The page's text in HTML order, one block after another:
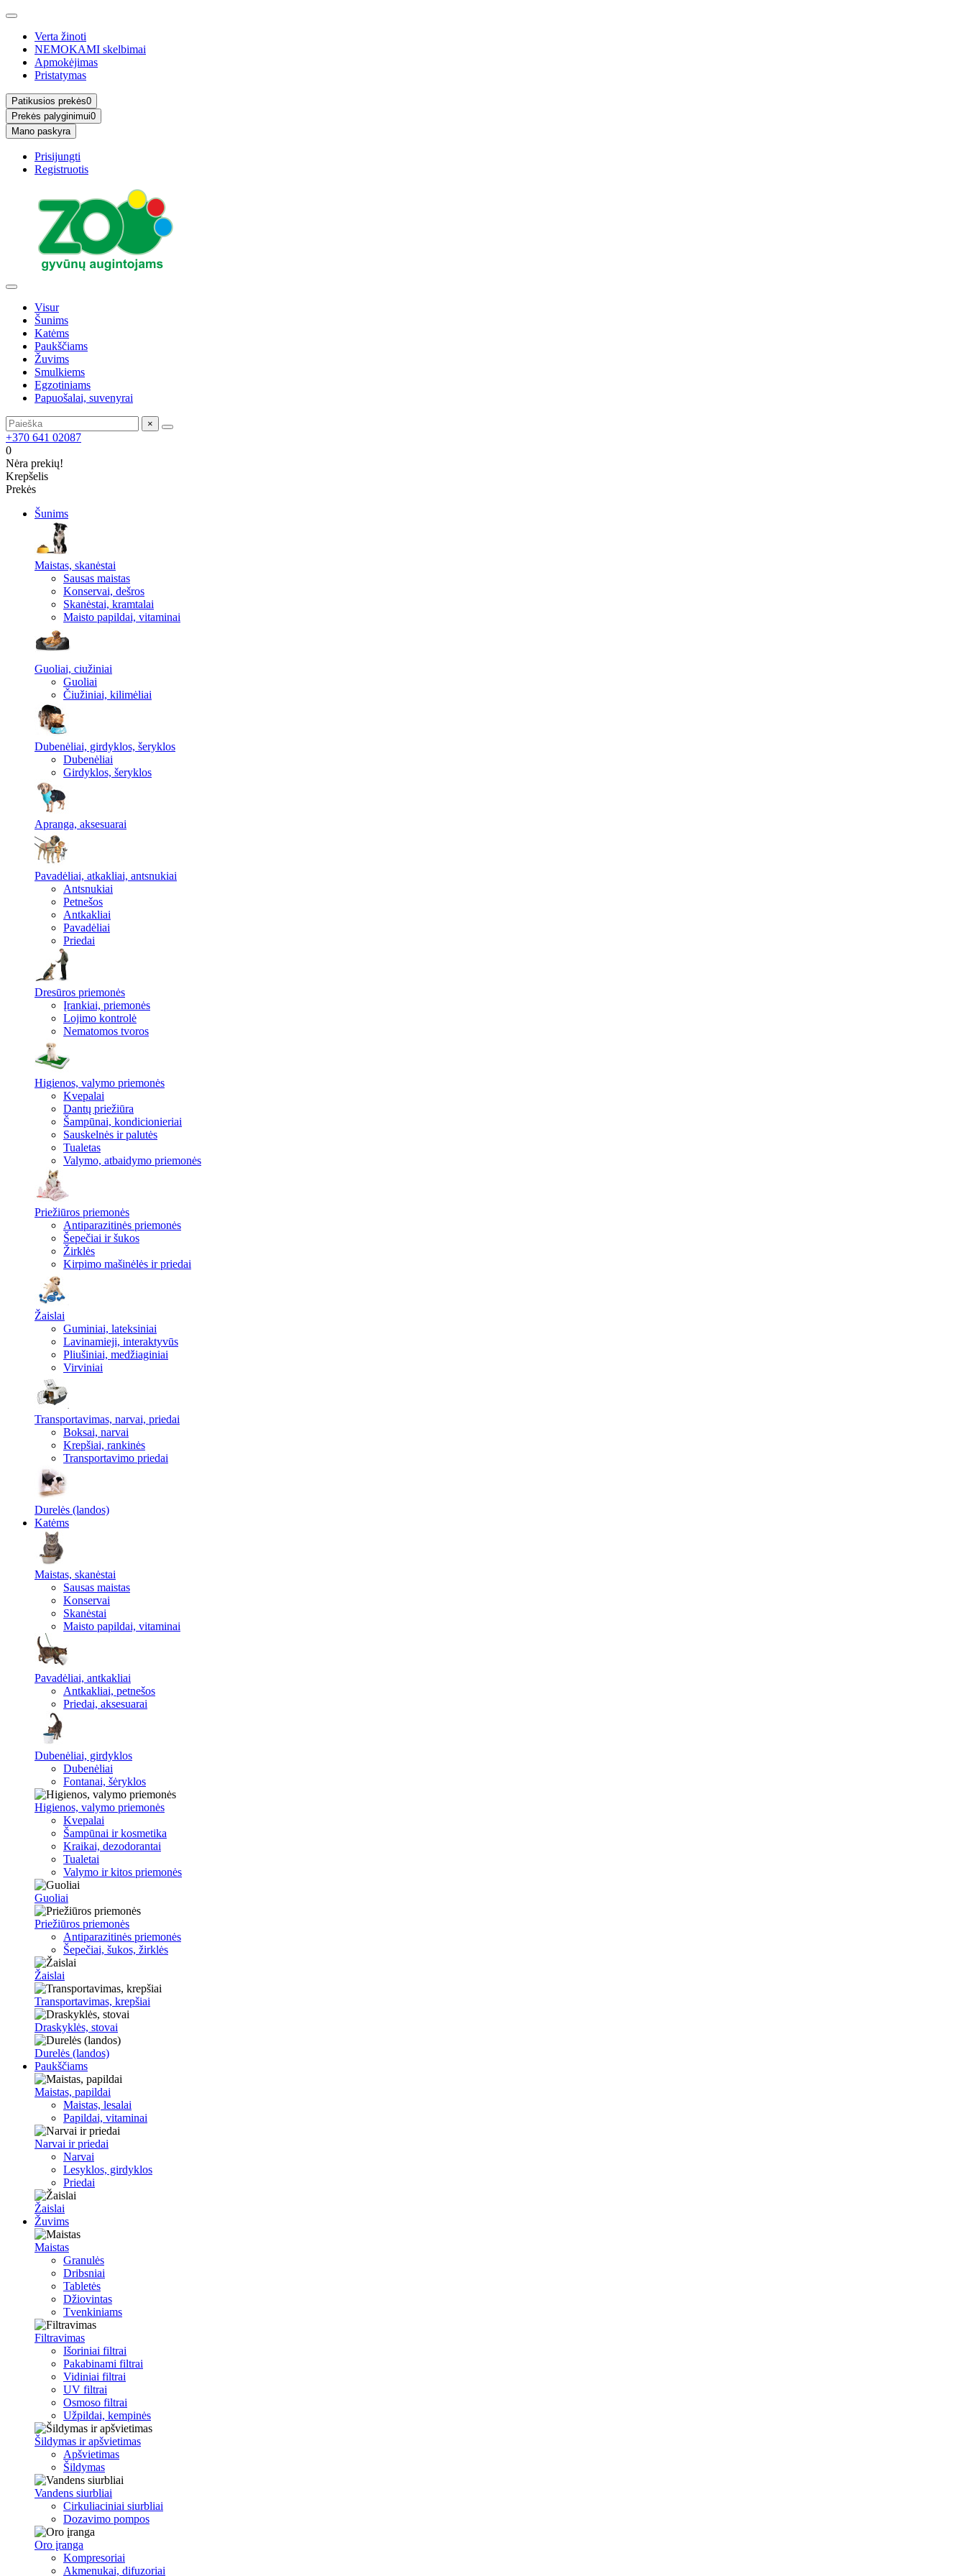
Verta žinoti
NEMOKAMI skelbimai
Apmokėjimas
Pristatymas
Patikusios prekės0
Prekės palyginimui0
Mano paskyra
Prisijungti
Registruotis
Visur
Šunims
Katėms
Paukščiams
Žuvims
Smulkiems
Egzotiniams
Papuošalai, suvenyrai
×
+370 641 02087
0
Nėra prekių!
Krepšelis
Prekės
Šunims
Maistas, skanėstai
Sausas maistas
Konservai, dešros
Skanėstai, kramtalai
Maisto papildai, vitaminai
Guoliai, ciužiniai
Guoliai
Čiužiniai, kilimėliai
Dubenėliai, girdyklos, šeryklos
Dubenėliai
Girdyklos, šeryklos
Apranga, aksesuarai
Pavadėliai, atkakliai, antsnukiai
Antsnukiai
Petnešos
Antkakliai
Pavadėliai
Priedai
Dresūros priemonės
Įrankiai, priemonės
Lojimo kontrolė
Nematomos tvoros
Higienos, valymo priemonės
Kvepalai
Dantų priežiūra
Šampūnai, kondicionieriai
Sauskelnės ir palutės
Tualetas
Valymo, atbaidymo priemonės
Priežiūros priemonės
Antiparazitinės priemonės
Šepečiai ir šukos
Žirklės
Kirpimo mašinėlės ir priedai
Žaislai
Guminiai, lateksiniai
Lavinamieji, interaktyvūs
Pliušiniai, medžiaginiai
Virviniai
Transportavimas, narvai, priedai
Boksai, narvai
Krepšiai, rankinės
Transportavimo priedai
Durelės (landos)
Katėms
Maistas, skanėstai
Sausas maistas
Konservai
Skanėstai
Maisto papildai, vitaminai
Pavadėliai, antkakliai
Antkakliai, petnešos
Priedai, aksesuarai
Dubenėliai, girdyklos
Dubenėliai
Fontanai, šėryklos
Higienos, valymo priemonės
Kvepalai
Šampūnai ir kosmetika
Kraikai, dezodorantai
Tualetai
Valymo ir kitos priemonės
Guoliai
Priežiūros priemonės
Antiparazitinės priemonės
Šepečiai, šukos, žirklės
Žaislai
Transportavimas, krepšiai
Draskyklės, stovai
Durelės (landos)
Paukščiams
Maistas, papildai
Maistas, lesalai
Papildai, vitaminai
Narvai ir priedai
Narvai
Lesyklos, girdyklos
Priedai
Žaislai
Žuvims
Maistas
Granulės
Dribsniai
Tabletės
Džiovintas
Tvenkiniams
Filtravimas
Išoriniai filtrai
Pakabinami filtrai
Vidiniai filtrai
UV filtrai
Osmoso filtrai
Užpildai, kempinės
Šildymas ir apšvietimas
Apšvietimas
Šildymas
Vandens siurbliai
Cirkuliaciniai siurbliai
Dozavimo pompos
Oro įranga
Kompresoriai
Akmenukai, difuzoriai